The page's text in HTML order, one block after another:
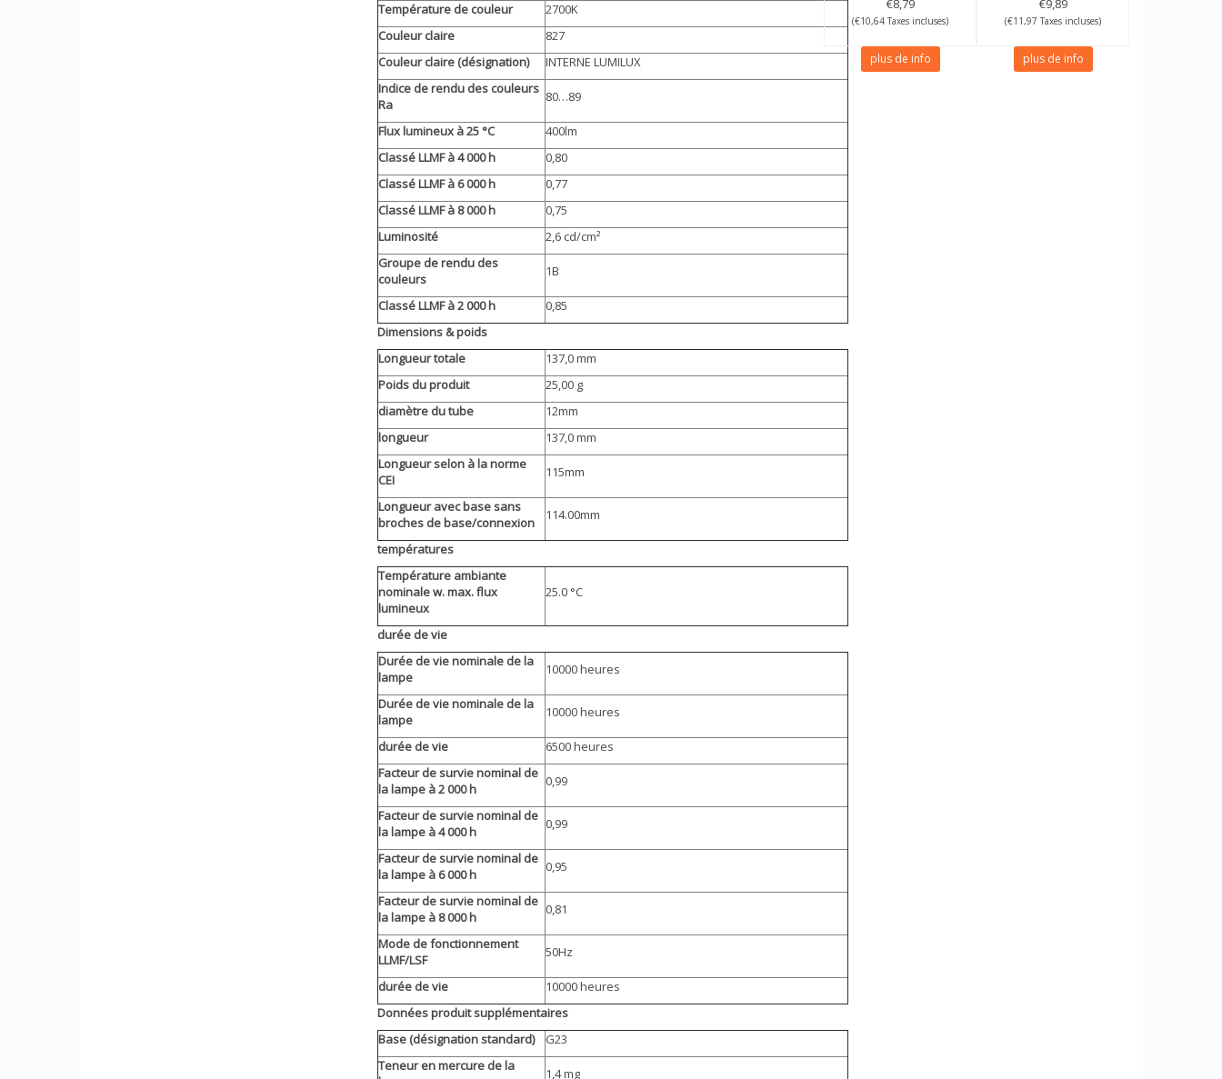
Température de couleur
2700K
Couleur claire
827
Couleur claire (désignation)
INTERNE LUMILUX
Indice de rendu des couleurs
Ra
80…89
Flux lumineux à 25 °C
400lm
Classé LLMF à 4 000 h
0,80
Classé LLMF à 6 000 h
0,77
Classé LLMF à 8 000 h
0,75
Luminosité
2,6 cd/cm²
Groupe de rendu des
couleurs
1B
Classé LLMF à 2 000 h
0,85
Dimensions & poids
Longueur totale
137,0 mm
Poids du produit
25,00 g
diamètre du tube
12mm
longueur
137,0 mm
Longueur selon à la norme
CEI
115mm
Longueur avec base sans
broches de base/connexion
114.00mm
températures
Température ambiante
nominale w. max. flux
lumineux
25.0 °C
durée de vie
Durée de vie nominale de la
lampe
10000 heures
Durée de vie nominale de la
lampe
10000 heures
durée de vie
6500 heures
Facteur de survie nominal de
la lampe à 2 000 h
0,99
Facteur de survie nominal de
la lampe à 4 000 h
0,99
Facteur de survie nominal de
la lampe à 6 000 h
0,95
Facteur de survie nominal de
la lampe à 8 000 h
0,81
Mode de fonctionnement
LLMF/LSF
50Hz
durée de vie
10000 heures
Données produit supplémentaires
Base (désignation standard)
G23
Teneur en mercure de la
1,4 mg
€8,79
(€10,64 Taxes incluses)
plus de info
€9,89
(€11,97 Taxes incluses)
plus de info